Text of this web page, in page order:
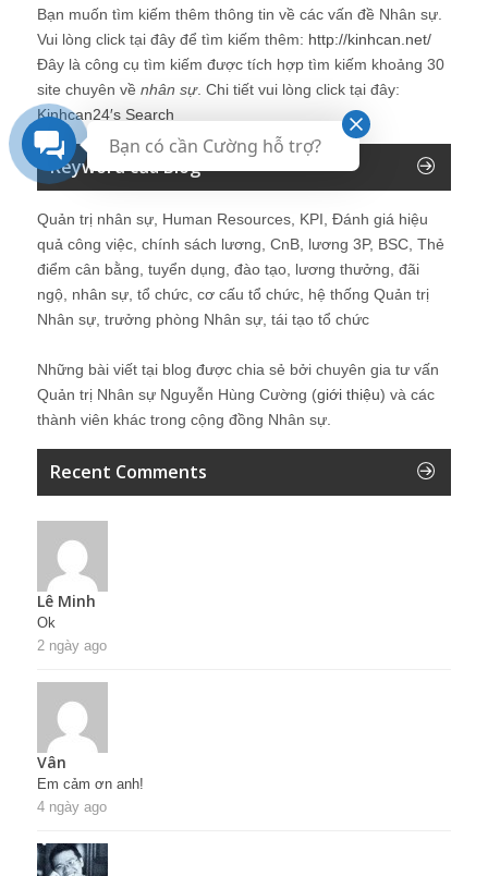
Bạn muốn tìm kiếm thêm thông tin về các vấn đề Nhân sự
Vui lòng click tại đây để tìm kiếm thêm: http://kinhcan.net/
Đây là công cụ tìm kiếm được tích hợp tìm kiếm khoảng 30
site chuyên về nhân sự. Chi tiết vui lòng click tại đây:
Kinhcan24′s Search
Keyword của Blog
Quản trị nhân sự, Human Resources, KPI, Đánh giá hiệu
quả công việc, chính sách lương, CnB, lương 3P, BSC, Thẻ
điểm cân bằng, tuyển dụng, đào tạo, lương thưởng, đãi
ngộ, nhân sự, tổ chức, cơ cấu tổ chức, hệ thống Quản trị
Nhân sự, trưởng phòng Nhân sự, tái tạo tổ chức
Những bài viết tại blog được chia sẻ bởi chuyên gia tư vấn
Quản trị Nhân sự Nguyễn Hùng Cường (giới thiệu) và các
thành viên khác trong cộng đồng Nhân sự.
Recent Comments
Lê Minh
Ok
2 ngày ago
Vân
Em cảm ơn anh!
4 ngày ago
Bạn có cần Cường hỗ trợ?